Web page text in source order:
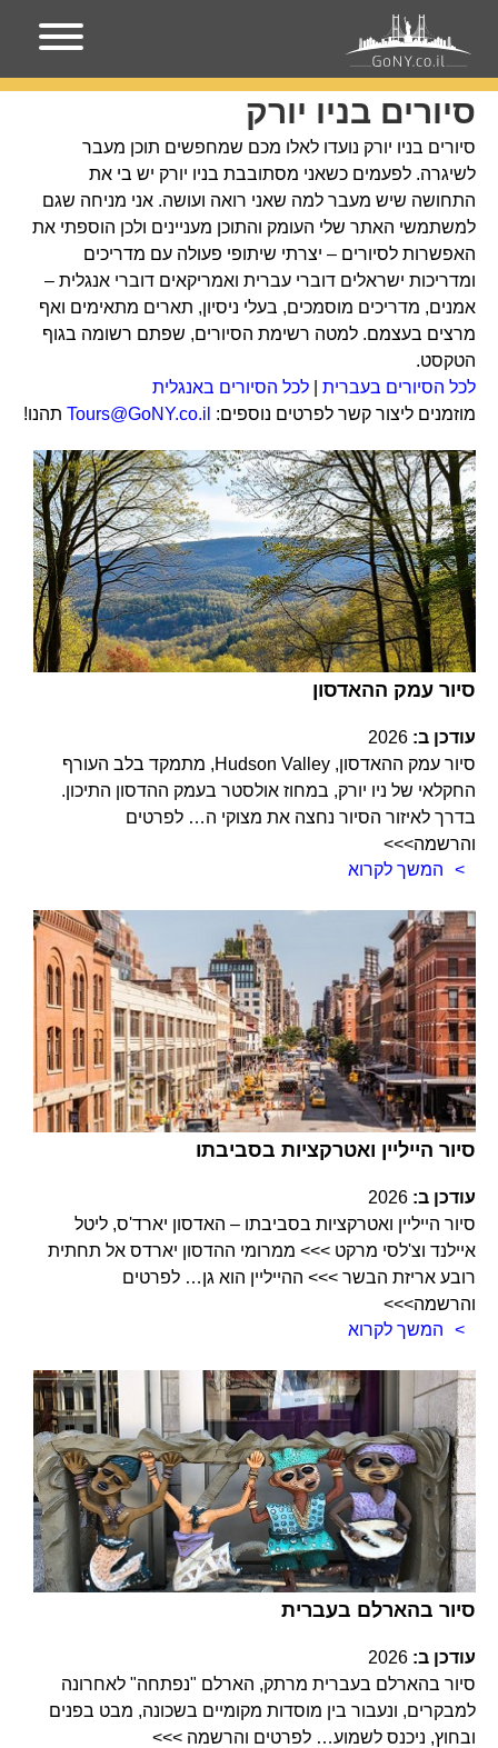
עמוד הבית סיורים בניו יורק
סיורים בניו יורק
סיורים בניו יורק נועדו לאלו מכם שמחפשים תוכן מעבר
לשיגרה. לפעמים כשאני מסתובבת בניו יורק יש בי את
התחושה שיש מעבר למה שאני רואה ועושה. אני מניחה שגם
למשתמשי האתר שלי העומק והתוכן מעניינים ולכן הוספתי את
האפשרות לסיורים – יצרתי שיתופי פעולה עם מדריכים
ומדריכות ישראלים דוברי עברית ואמריקאים דוברי אנגלית –
אמנים, מדריכים מוסמכים, בעלי ניסיון, תארים מתאימים ואף
מרצים בעצמם. למטה רשימת הסיורים, שפתם רשומה בגוף
הטקסט.
לכל הסיורים בעברית
לכל הסיורים באנגלית
מוזמנים ליצור קשר לפרטים נוספים: Tours@GoNY.co.il תהנו!
סיור עמק ההאדסון
עודכן ב: 2026
סיור עמק ההאדסון, Hudson Valley, מתמקד בלב העורף
החקלאי של ניו יורק, במחוז אולסטר בעמק ההדסון התיכון.
בדרך לאיזור הסיור נחצה את מצוקי ה… לפרטים
והרשמה>>>
המשך לקרוא
סיור הייליין ואטרקציות בסביבתו
עודכן ב: 2026
סיור הייליין ואטרקציות בסביבתו – האדסון יארד'ס, ליטל
איילנד וצ'לסי מרקט >>> ממרומי ההדסון יארדס אל תחתית
רובע אריזת הבשר >>> ההייליין הוא גן… לפרטים
והרשמה>>>
המשך לקרוא
סיור בהארלם בעברית
עודכן ב: 2026
סיור בהארלם בעברית מרתק, הארלם "נפתחה" לאחרונה
למבקרים, ונעבור בין מוסדות מקומיים בשכונה, מבט בפנים
ובחוץ, ניכנס לשמוע… לפרטים והרשמה >>>